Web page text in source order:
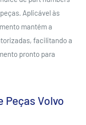
Aplicável às
mantém a
facilitando a
pronto para
Peças Volvo